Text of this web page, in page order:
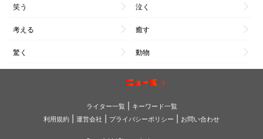
笑う 泣く
考える 癒す
驚く 動物
ライター一覧| キーワード一覧
利用規約 | 運営会社 | プライバシーポリシー | お問い合わせ